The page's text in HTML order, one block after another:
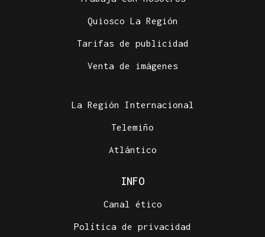
Quiosco La Región
Tarifas de publicidad
Venta de imágenes
La Región Internacional
Telemiño
Atlántico
INFO
Canal ético
Política de privacidad